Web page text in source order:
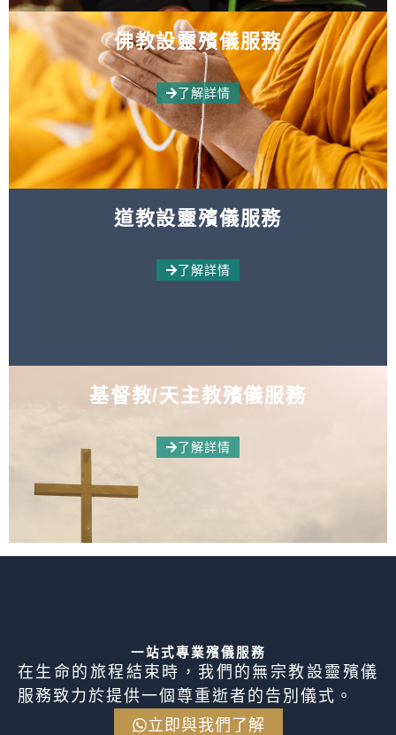
佛教設靈殯儀服務
了解詳情
道教設靈殯儀服務
了解詳情
基督教/天主教殯儀服務
了解詳情
一站式專業殯儀服務
在生命的旅程結束時，我們的無宗教設靈殯儀
服務致力於提供一個尊重逝者的告別儀式。
立即與我們了解